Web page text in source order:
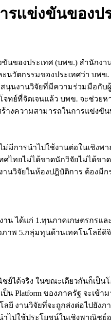
รแข่งขันของป
ของประเทศ (บพข.) สำนักง
วัตกรรมของประเทศว่า บพ
นงานวิจัยที่มีความร่วมมือกับ
ทย์ที่จัดเจนแล้ว บพข. จะช่ว
งความสามารถในการแข่งขัน
มีการนำไปใช้งานต่อในเชิง
ไทยไม่ได้ขาดนักวิจัยไม่ได้ข
านวิจัยในห้องปฎิบัติการ ต้อง
ได้แก่ 1.ทุนภาคเกษตรกรแ
พ 5.กลุ่มทุนด้านเทคโนโลยี
ได้จริง ในขณะเดียวกันก็เป็
น Platform ของภาครัฐ จะเ
งานวิจัยที่จะถูกส่งต่อไปยังภ
ไปใช้ประโยชน์ในเชิงพาณิช